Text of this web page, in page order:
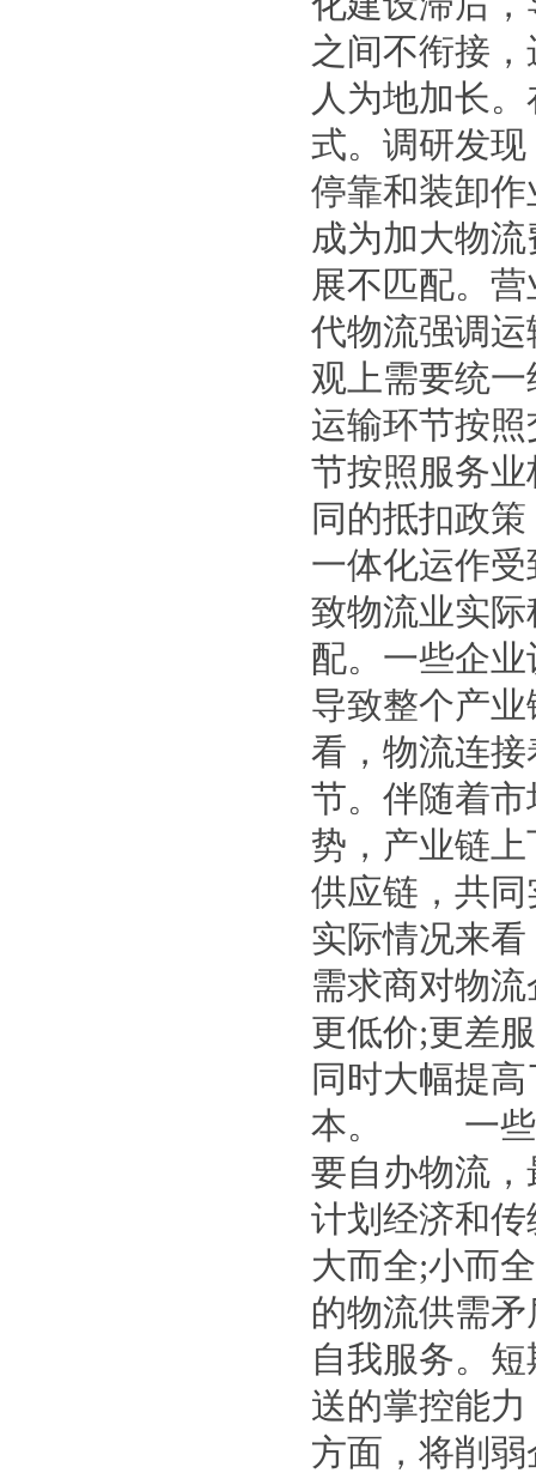
之间不衔接
人为地加长
式。调研发
停靠和装卸
成为加大物
展不匹配。
代物流强调
观上需要统
运输环节按
节按照服务
同的抵扣政
一体化运作
致物流业实
配。一些企
导致整个产
看，物流连
节。伴随着
势，产业链
供应链，共
实际情况来
需求商对物
更低价;更差
同时大幅提
本。 一些专
要自办物流
计划经济和
大而全;小而
的物流供需
自我服务。
送的掌控能
方面，将削